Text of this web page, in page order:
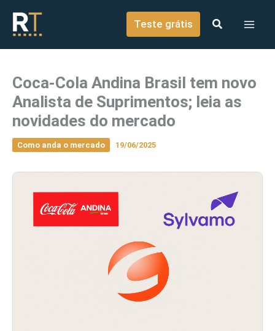
conteúdo
Teste grátis
Coca-Cola Andina Brasil tem novo
Analista de Suprimentos; leia as
novidades do mercado
Como anda o mercado 19/06/2025